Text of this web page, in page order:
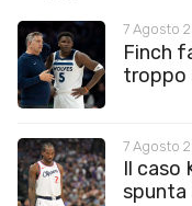
7 Agosto
Finch
troppo
7 Agosto
Il caso
spunta